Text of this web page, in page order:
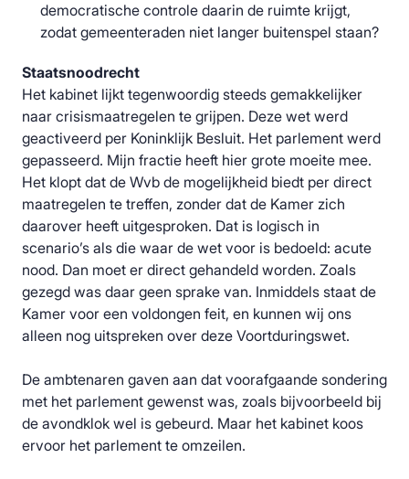
democratische controle daarin de ruimte krijgt,
zodat gemeenteraden niet langer buitenspel staan?
Staatsnoodrecht
Het kabinet lijkt tegenwoordig steeds gemakkelijker
naar crisismaatregelen te grijpen. Deze wet werd
geactiveerd per Koninklijk Besluit. Het parlement werd
gepasseerd. Mijn fractie heeft hier grote moeite mee.
Het klopt dat de Wvb de mogelijkheid biedt per direct
maatregelen te treffen, zonder dat de Kamer zich
daarover heeft uitgesproken. Dat is logisch in
scenario’s als die waar de wet voor is bedoeld: acute
nood. Dan moet er direct gehandeld worden. Zoals
gezegd was daar geen sprake van. Inmiddels staat de
Kamer voor een voldongen feit, en kunnen wij ons
alleen nog uitspreken over deze Voortduringswet.
De ambtenaren gaven aan dat voorafgaande sondering
met het parlement gewenst was, zoals bijvoorbeeld bij
de avondklok wel is gebeurd. Maar het kabinet koos
ervoor het parlement te omzeilen.